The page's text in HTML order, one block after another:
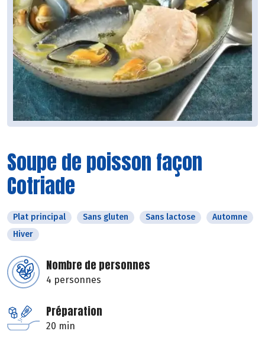
Soupe de poisson façon
Cotriade
Plat principal Sans gluten Sans lactose
Automne
Hiver
Nombre de personnes
4 personnes
Préparation
20 min